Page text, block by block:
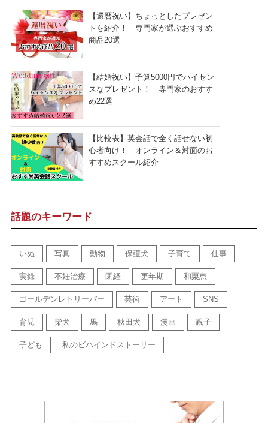
【還暦祝い】ちょっとしたプレゼン
トを紹介！ 専門家が選ぶおすすめ
商品20選
【結婚祝い】予算5000円でハイセン
スなプレゼント！ 専門家のおすす
め22選
【比較表】英会話で全く話せない初
心者向け！ オンライン＆対面のお
すすめスクール紹介
話題のキーワード
いぬ 写真 動物 保護犬 子育て 仕事
実録 不妊治療 閉経 更年期 和栗恵
ゴールデンレトリーバー 芸術 アート SNS
育児 柴犬 馬 秋田犬 漫画 親子
子ども 私のビハインドストーリー